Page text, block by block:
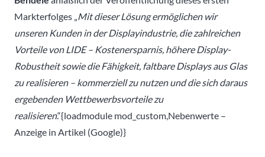
Markterfolges „Mit dieser Lösung ermöglichen wir
unseren Kunden in der Displayindustrie, die zahlreichen
Vorteile von LIDE – Kostenersparnis, höhere Display-
Robustheit sowie die Fähigkeit, faltbare Displays aus Glas
zu realisieren – kommerziell zu nutzen und die sich daraus
ergebenden Wettbewerbsvorteile zu
realisieren.“{loadmodule mod_custom,Nebenwerte –
Anzeige in Artikel (Google)}